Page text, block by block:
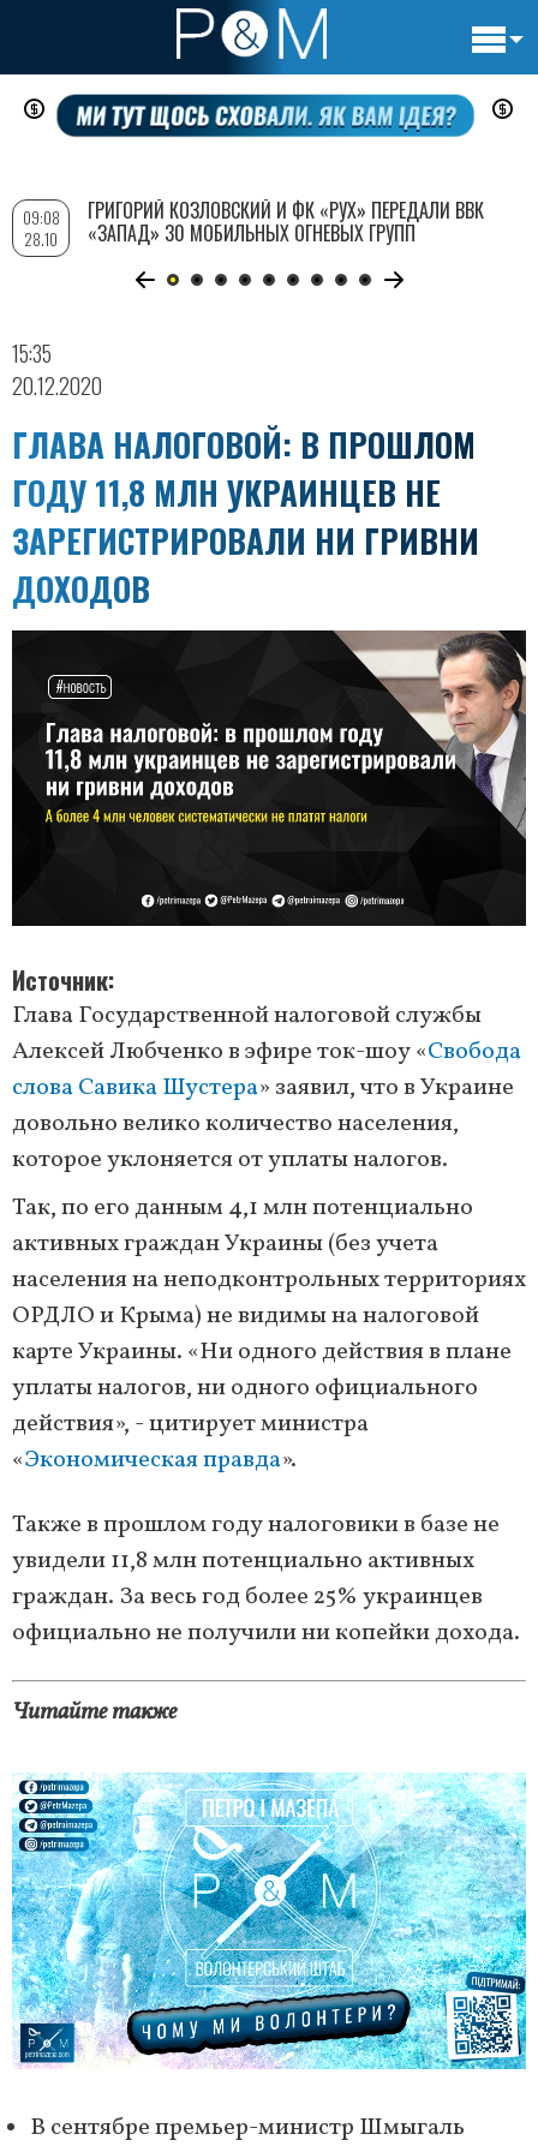
Перейти
содержанию
15:35
20.12.2020
ГЛАВА НАЛОГОВОЙ: В ПРОШЛОМ
ГОДУ 11,8 МЛН УКРАИНЦЕВ НЕ
ЗАРЕГИСТРИРОВАЛИ НИ ГРИВНИ
ДОХОДОВ
Источник
Глава Государственной налоговой службы
Алексей Любченко в эфире ток-шоу «Свобода
слова Савика Шустера» заявил, что в Украине
довольно велико количество населения,
которое уклоняется от уплаты налогов.
Так, по его данным 4,1 млн потенциально
активных граждан Украины (без учета
населения на неподконтрольных территориях
ОРДЛО и Крыма) не видимы на налоговой
карте Украины. «Ни одного действия в плане
уплаты налогов, ни одного официального
действия», - цитирует министра
«Экономическая правда».
Также в прошлом году налоговики в базе не
увидели 11,8 млн потенциально активных
граждан. За весь год более 25% украинцев
официально не получили ни копейки дохода.
Читайте также
В сентябре премьер-министр Шмыгаль
09:08
28.10
ГРИГОРИЙ КОЗЛОВСКИЙ И ФК «РУХ» ПЕРЕДАЛИ ВВК
«ЗАПАД» 30 МОБИЛЬНЫХ ОГНЕВЫХ ГРУПП